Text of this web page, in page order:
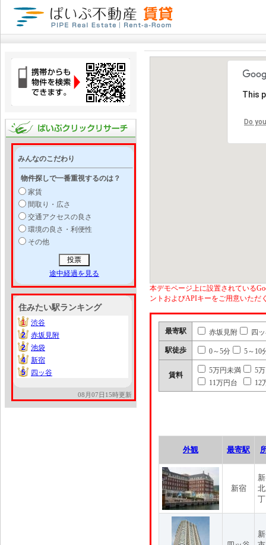
みんなのこだわり
物件探しで一番重視するのは？
家賃
間取り・広さ
交通アクセスの良さ
環境の良さ・利便性
その他
途中経過を見る
住みたい駅ランキング
1
1
渋谷
2
2
赤坂見附
2
2
池袋
4
4
新宿
5
5 四ッ谷
08月07日15時更新
This
Do
本デモページ上に設置されている
ントおよびAPIキーをご用意いただ
最寄駅 赤坂見附 四
駅徒歩 0～5分 5～10
賃料
5万円未満
5
11万円台
12
外観 最寄駅
新宿